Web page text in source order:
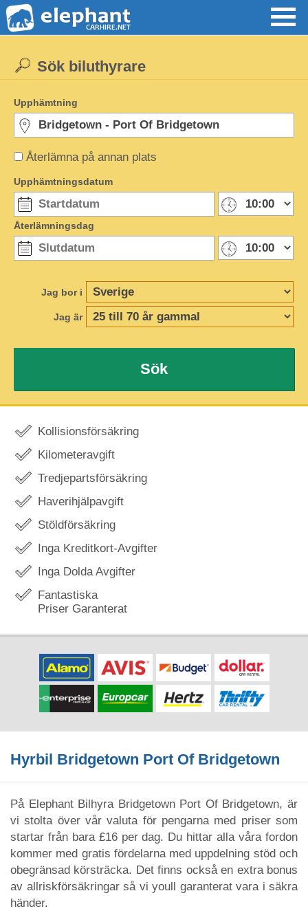
Återlämna på annan plats
Sök biluthyrare
Upphämtning
Upphämtningsdatum
Återlämningsdag
Jag bor i
Jag är
Sök
Kollisionsförsäkring
Kilometeravgift
Tredjepartsförsäkring
Haverihjälpavgift
Stöldförsäkring
Inga Kreditkort-Avgifter
Inga Dolda Avgifter
Fantastiska
Priser Garanterat
Hyrbil Bridgetown Port Of Bridgetown
På Elephant Bilhyra Bridgetown Port Of Bridgetown, är
vi stolta över vår valuta för pengarna med priser som
startar från bara £16 per dag. Du hittar alla våra fordon
kommer med gratis fördelarna med uppdelning stöd och
obegränsad körsträcka. Det finns också en extra bonus
av allriskförsäkringar så vi youll garanterat vara i säkra
händer.